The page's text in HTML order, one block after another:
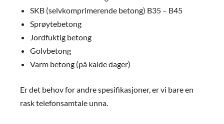
SKB (selvkomprimerende betong) B35 – B45
Sprøytebetong
Jordfuktig betong
Golvbetong
Varm betong (på kalde dager)
Er det behov for andre spesifikasjoner, er vi bare en
rask telefonsamtale unna.